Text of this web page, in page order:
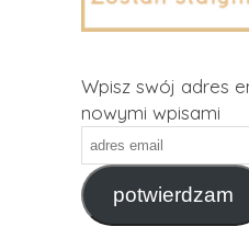
Wpisz swój adres
nowymi wpisami
adres
email
potwierdzam